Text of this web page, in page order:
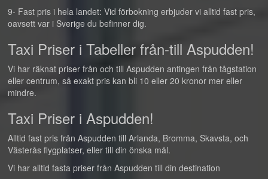
9- Fast pris i hela landet: Vid förbokning erbjuder vi alltid fast pris,
oavsett var i Sverige du befinner dig.
Taxi Priser i Tabeller från-till Aspudden!
Vi har räknat priser från och till Aspudden antingen från tågstation
eller centrum, så exakt pris kan bli 10 eller 20 kronor mer eller
mindre.
Taxi Priser i Aspudden!
Alltid fast pris från Aspudden till Arlanda, Bromma, Skavsta, och
Västerås flygplatser, eller till din önska mål.
Vi har alltid fasta priser från Aspudden till din destination